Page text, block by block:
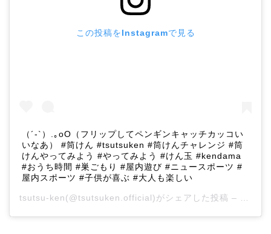
この投稿をInstagramで見る
（´-`）.｡oO（フリップしてペンギンキャッチカッコい
いなあ） #筒けん #tsutsuken #筒けんチャレンジ #筒
けんやってみよう #やってみよう #けん玉 #kendama
#おうち時間 #巣ごもり #屋内遊び #ニュースポーツ #
屋内スポーツ #子供が喜ぶ #大人も楽しい
tsutsu-ken(@tsutsuken.official)がシェアした投稿 –